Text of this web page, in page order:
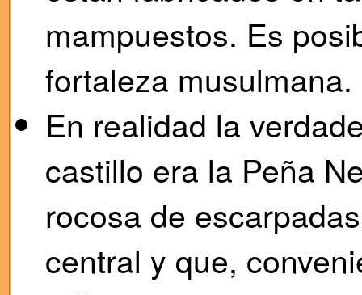
mampuestos. Es
fortaleza musulmana.
En realidad la
castillo era la Peña
rocosa de
central y que,